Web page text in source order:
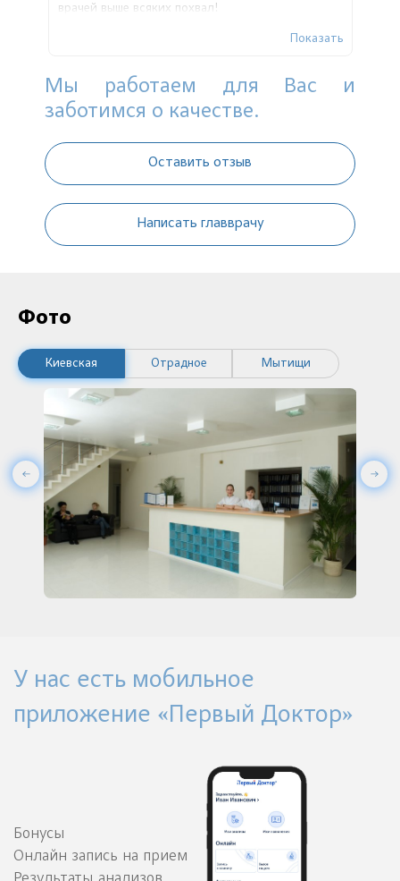
врачей выше всяких похвал!
Показать
Мы работаем для Вас и
заботимся о качестве.
Оставить отзыв
Написать главврачу
Фото
Киевская Отрадное Мытищи
У нас есть мобильное
приложение «Первый Доктор»
Бонусы
Онлайн запись на прием